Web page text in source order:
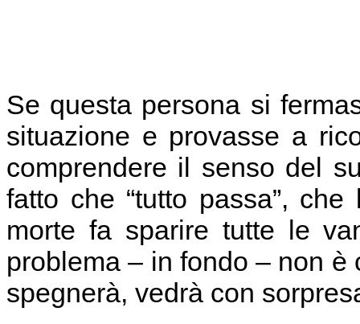
Se questa persona si
situazione e provasse a
comprendere il senso del
fatto che “tutto passa”,
morte fa sparire tutte le
problema – in fondo – non
spegnerà, vedrà con